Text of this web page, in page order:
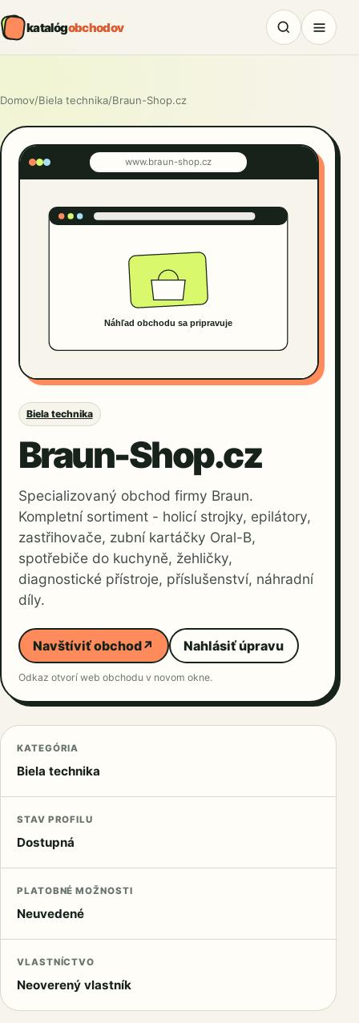
katalógobchodov
Domov/Biela technika/Braun-Shop.cz
www.braun-shop.cz
Biela technika
Braun-Shop.cz
Specializovaný obchod firmy Braun.
Kompletní sortiment - holicí strojky, epilátory,
zastřihovače, zubní kartáčky Oral-B,
spotřebiče do kuchyně, žehličky,
diagnostické přístroje, příslušenství, náhradní
díly.
Navštíviť obchod↗ Nahlásiť úpravu
Odkaz otvorí web obchodu v novom okne.
KATEGÓRIA
Biela technika
STAV PROFILU
Dostupná
PLATOBNÉ MOŽNOSTI
Neuvedené
VLASTNÍCTVO
Neoverený vlastník